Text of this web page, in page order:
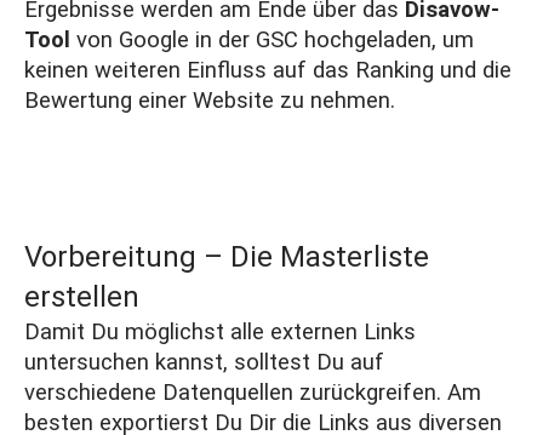
Ergebnisse werden am Ende über das Disavow-
Tool von Google in der GSC hochgeladen, um
keinen weiteren Einfluss auf das Ranking und die
Bewertung einer Website zu nehmen.
Vorbereitung – Die Masterliste
erstellen
Damit Du möglichst alle externen Links
untersuchen kannst, solltest Du auf
verschiedene Datenquellen zurückgreifen. Am
besten exportierst Du Dir die Links aus diversen